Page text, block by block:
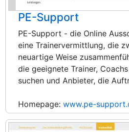
PE-Support
PE-Support - die Online
eine Trainervermittlung, die
neuartige Weise
die geeignete Trainer,
suchen und Anbieter, die
Homepage: www.pe-